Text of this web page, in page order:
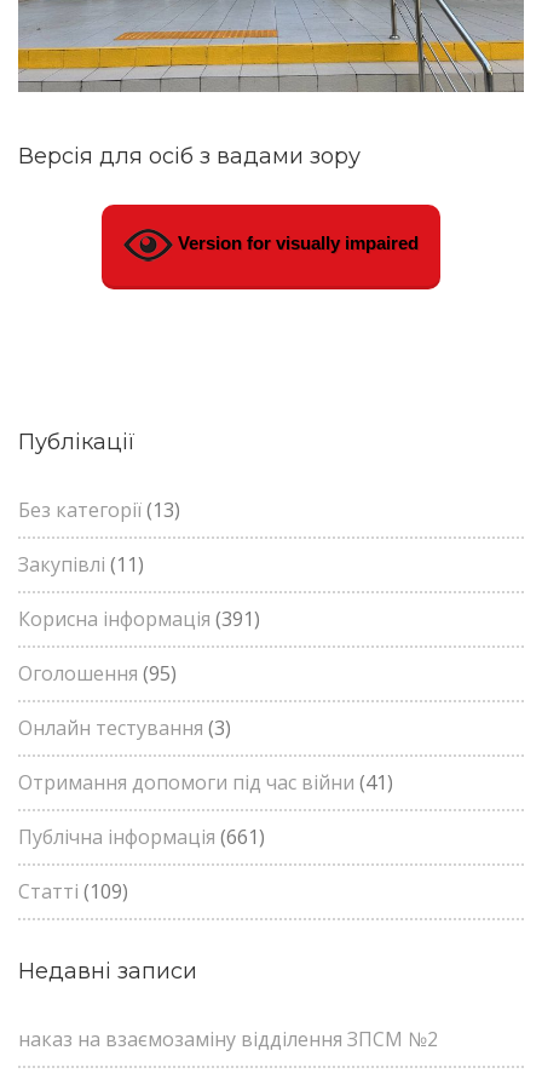
Версія для осіб з вадами зору
Version for visually impaired
Публікації
Без категорії(13)
Закупівлі (11)
Корисна інформація (391)
Оголошення (95)
Онлайн тестування (3)
Отримання допомоги під час війни (41)
Публічна інформація (661)
Статті (109)
Недавні записи
наказ на взаємозаміну відділення ЗПСМ №2